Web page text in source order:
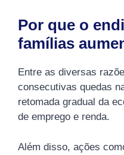
Por que o
famílias
Entre as diversas
consecutivas quedas
retomada gradual da
de emprego e renda.
Além disso, ações